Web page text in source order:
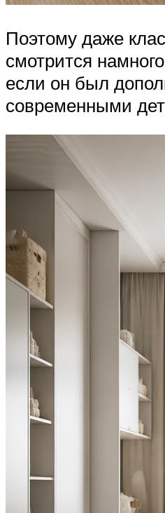
Поэтому даже
смотрится
если он был
современными